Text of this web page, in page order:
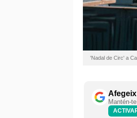
'Nadal de Circ' a
Afegeix
Mantén-